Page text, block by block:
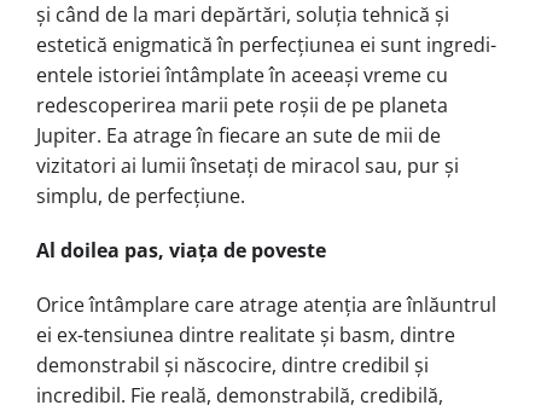
și când de la mari de­părtări, soluția tehnică și
estetică enig­ma­tică în perfecțiunea ei sunt ingre­di­
en­tele istoriei întâmplate în aceeași vreme cu
redescoperirea marii pete roșii de pe planeta
Jupiter. Ea atrage în fiecare an sute de mii de
vizitatori ai lumii însetați de miracol sau, pur și
simplu, de perfecțiune.
Al doilea pas, viața de poveste
Orice întâmplare care atrage atenția are înlăuntrul
ei ex-tensiunea dintre rea­li­tate și basm, dintre
demonstrabil și năs­cocire, dintre credibil și
incredibil. Fie reală, demonstrabilă, credibilă,